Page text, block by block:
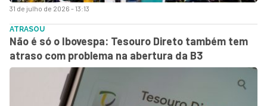
31 de julho de 2026 - 13:13
ATRASOU
Não é só o Ibovespa: Tesouro Direto também tem
atraso com problema na abertura da B3